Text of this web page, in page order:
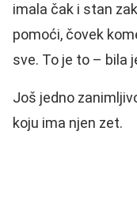
imala čak i stan
pomoći, čovek
sve. To je to – bila
Još jedno
koju ima njen zet.